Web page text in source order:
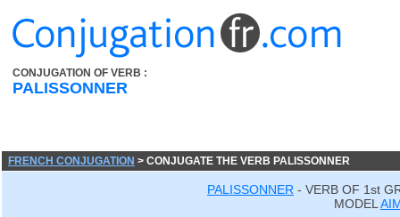
CONJUGATION OF VERB :
PALISSONNER
FRENCH CONJUGATION > CONJUGATE THE VERB PALISSONNER
PALISSONNER - VERB OF 1st
MODEL